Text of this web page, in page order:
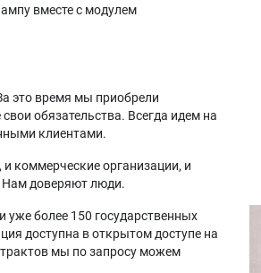
вместе с модулем
это время мы приобрели
обязательства. Всегда идем на
клиентами.
коммерческие организации, и
Нам доверяют люди.
более 150 государственных
доступна в открытом доступе на
мы по запросу можем